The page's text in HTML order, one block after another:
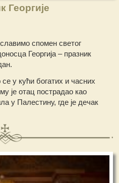
Георгије
спомен светог
Георгија – празник
у кући богатих и часних
је отац пострадао као
у Палестину, где је дечак